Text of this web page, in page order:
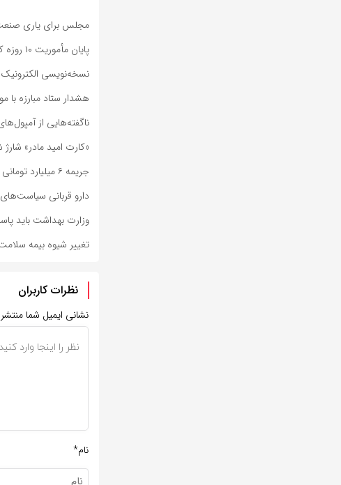
مجلس برای یاری
پایان مأموریت ۱۰ روزه کادر درمانی استان آذربایجان‌شرقی مستقر در کربلا
نسخه‌نویسی الکترونیک در
هشدار ستاد مبارزه با
ناگفته‌هایی از
«کارت امید مادر»
جریمه ۶ میلیارد تومانی داروخانه متخلف در فسا
دارو قربانی
وزارت بهداشت باید
تغییر شیوه بیمه
نظرات کاربران
نشانی ایمیل شما
نام*